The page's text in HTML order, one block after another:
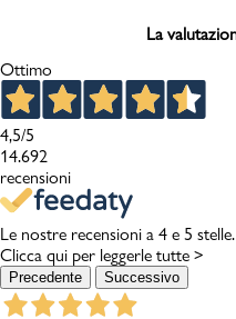
La
Ottimo
4,5/5
14.692
recensioni
Le nostre recensioni a 4 e 5 stelle.
Clicca qui per leggerle tutte >
Precedente Successivo